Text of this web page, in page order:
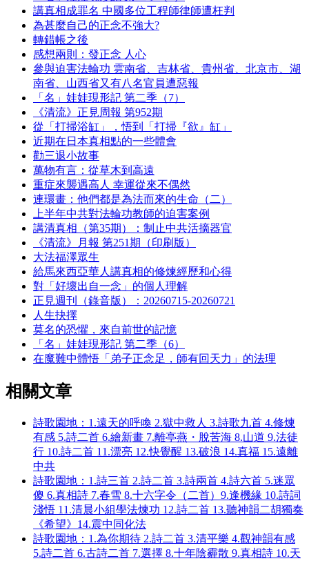
講真相成罪名 中國多位工程師律師遭枉判
為甚麼自己的正念不強大?
轉錯帳之後
感想兩則：發正念 人心
參與迫害法輪功 雲南省、吉林省、貴州省、北京市、湖
南省、山西省又有八名官員遭惡報
「名」娃娃現形記 第二季（7）
《清流》正見周報 第952期
從「打掃浴缸」，悟到「打掃『欲』缸」
近期在日本真相點的一些體會
勸三退小故事
萬物有言：從草木到高遠
重症來襲遇高人 幸運從來不偶然
連環畫：他們都是為法而來的生命（二）
上半年中共對法輪功教師的迫害案例
講清真相（第35期）：制止中共活摘器官
《清流》月報 第251期（印刷版）
大法福澤眾生
給馬來西亞華人講真相的修煉經歷和心得
對「好壞出自一念」的個人理解
正見週刊（錄音版）：20260715-20260721
人生抉擇
莫名的恐懼，來自前世的記憶
「名」娃娃現形記 第二季（6）
在魔難中體悟「弟子正念足，師有回天力」的法理
相關文章
詩歌園地：1.遠天的呼喚 2.獄中救人 3.詩歌九首 4.修煉
有感 5.詩二首 6.繪新畫 7.離亭燕・脫苦海 8.山道 9.法徒
行 10.詩二首 11.漂亮 12.快覺醒 13.破浪 14.真福 15.遠離
中共
詩歌園地：1.詩三首 2.詩二首 3.詩兩首 4.詩六首 5.迷眾
傻 6.真相詩 7.春雪 8.十六字令（二首）9.逢機緣 10.詩詞
淺悟 11.清晨小組學法煉功 12.詩二首 13.聽神韻二胡獨奏
《希望》14.震中同化法
詩歌園地：1.為你期待 2.詩二首 3.清平樂 4.觀神韻有感
5.詩二首 6.古詩二首 7.選擇 8.十年陰霾散 9.真相詩 10.天